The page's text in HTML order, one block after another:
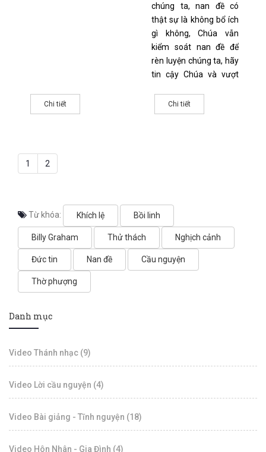
Chi tiết
chúng ta, nan đề có
thật sự là không bổ ích
gì không, Chúa vẫn
kiểm soát nan đề để
rèn luyện chúng ta, hãy
tin cậy Chúa và vượt
nghiệt ngã cuộc đời.
Chúa đang hành động
Chi tiết
1 2
Từ khóa: Khích lệ Bồi linh
Billy Graham Thử thách Nghịch cảnh
Đức tin Nan đề Cầu nguyện
Thờ phượng
Danh mục
Video Thánh nhạc (9)
Video Lời cầu nguyện (4)
Video Bài giảng - Tĩnh nguyện (18)
Video Hôn Nhân - Gia Đình (4)